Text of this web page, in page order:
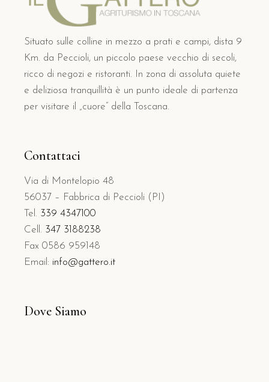
Situato sulle colline in mezzo a prati e campi, dista 9
Km. da Peccioli, un piccolo paese vecchio di secoli,
ricco di negozi e ristoranti. In zona di assoluta quiete
e deliziosa tranquillità è un punto ideale di partenza
per visitare il „cuore” della Toscana.
Contattaci
Via di Montelopio 48
56037 – Fabbrica di Peccioli (PI)
Tel. 339 4347100
Cell. 347 3188238
Fax 0586 959148
Email: info@gattero.it
Dove Siamo